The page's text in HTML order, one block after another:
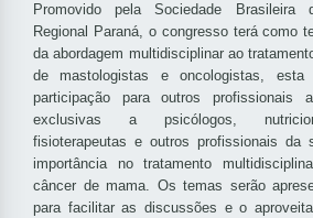
Promovido pela Sociedade Brasileira
Regional Paraná, o congresso terá como
da abordagem multidisciplinar ao
de mastologistas e oncologistas,
participação para outros profissionais
exclusivas a psicólogos,
fisioterapeutas e outros profissionais da
importância no tratamento
câncer de mama. Os temas serão
para facilitar as discussões e o